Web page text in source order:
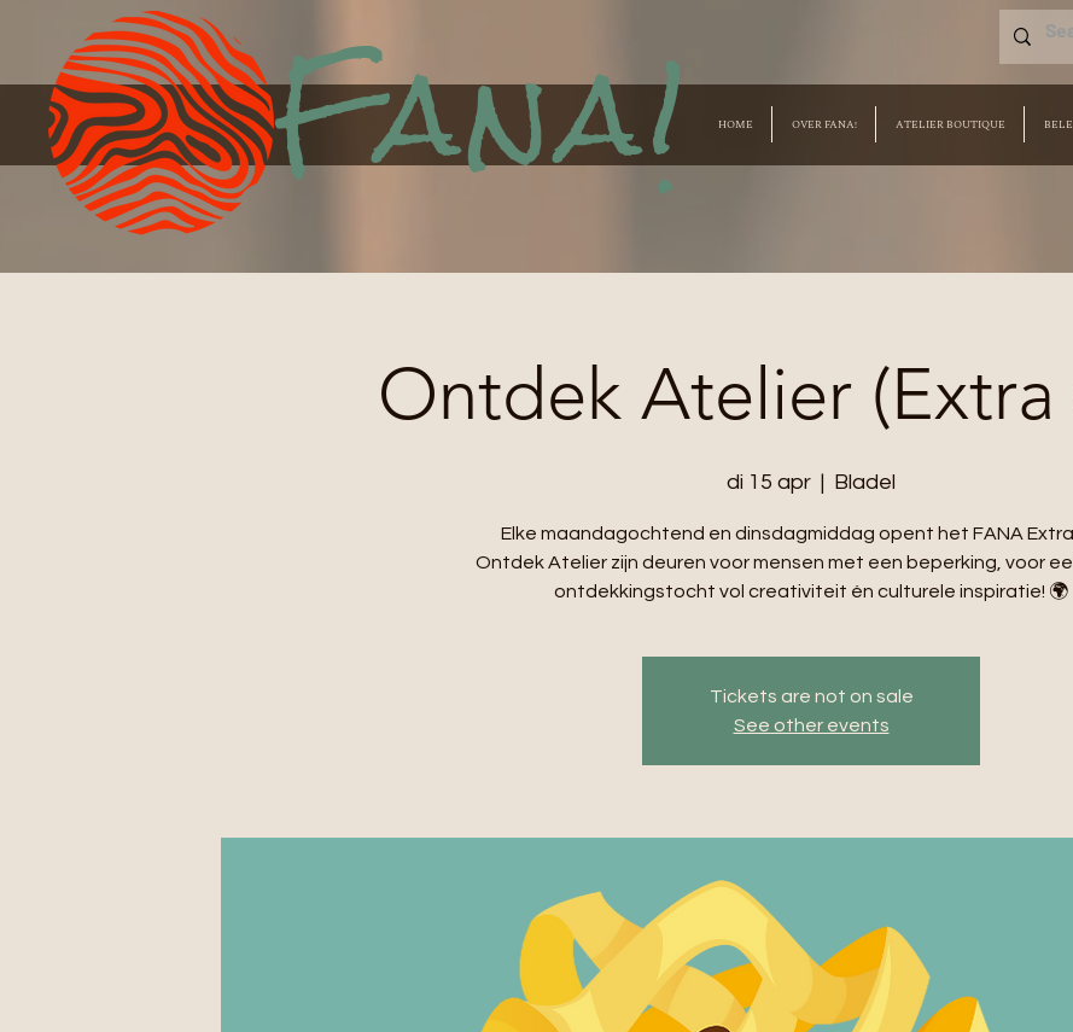
HOME OVER FANA! ATELIER BOUTIQUE
Fana!
Ontdek Atelier (Extra
di 15 apr
  |
Bladel
Elke maandagochtend en dinsdagmiddag opent het FANA
Ontdek Atelier zijn deuren voor mensen met een beperking, voor
ontdekkingstocht vol creativiteit én culturele inspiratie! 🌍
Tickets are not on sale
See other events